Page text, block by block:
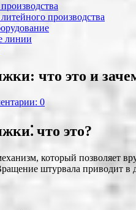
производства
линии
что это и
0
что это?
который позволяет
штурвала приводит